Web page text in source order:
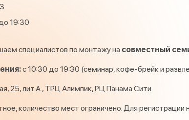
19:30
специалистов по монтажу на совместный
с 10:30 до 19:30 (семинар, кофе-брейк и
25, лит.А., ТРЦ Алимпик, РЦ Панама Сити
количество мест ограничено. Для регистрации